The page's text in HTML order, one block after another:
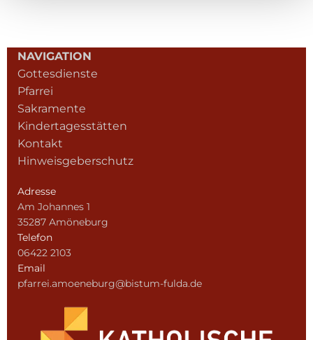
NAVIGATION
Gottesdienste
Pfarrei
Sakramente
Kindertagesstätten
Kontakt
Hinweisgeberschutz
Adresse
Am Johannes 1
35287 Amöneburg
Telefon
06422 2103
Email
pfarrei.amoeneburg@bistum-fulda.de